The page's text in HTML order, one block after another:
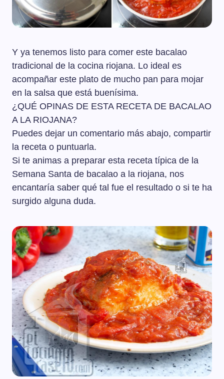
Y ya tenemos listo para comer este bacalao
tradicional de la cocina riojana. Lo ideal es
acompañar este plato de mucho pan para mojar
en la salsa que está buenísima.
¿QUÉ OPINAS DE ESTA RECETA DE BACALAO
A LA RIOJANA?
Puedes dejar un comentario más abajo, compartir
la receta o puntuarla.
Si te animas a preparar esta receta típica de la
Semana Santa de bacalao a la riojana, nos
encantaría saber qué tal fue el resultado o si te ha
surgido alguna duda.